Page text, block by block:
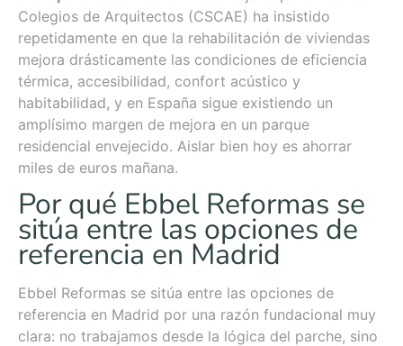
Colegios de Arquitectos (CSCAE) ha insistido
repetidamente en que la rehabilitación de viviendas
mejora drásticamente las condiciones de eficiencia
térmica, accesibilidad, confort acústico y
habitabilidad, y en España sigue existiendo un
amplísimo margen de mejora en un parque
residencial envejecido. Aislar bien hoy es ahorrar
miles de euros mañana.
Por qué Ebbel Reformas se
sitúa entre las opciones de
referencia en Madrid
Ebbel Reformas se sitúa entre las opciones de
referencia en Madrid por una razón fundacional muy
clara: no trabajamos desde la lógica del parche, sino